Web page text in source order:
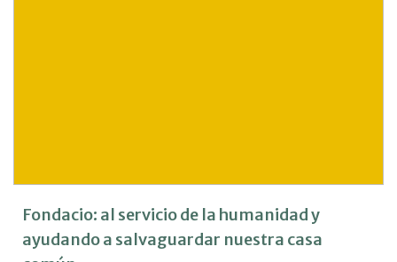
Fondacio: al servicio de la humanidad y
ayudando a salvaguardar nuestra casa